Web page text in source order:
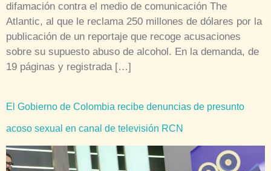
difamación contra el medio de comunicación The
Atlantic, al que le reclama 250 millones de dólares por la
publicación de un reportaje que recoge acusaciones
sobre su supuesto abuso de alcohol. En la demanda, de
19 páginas y registrada […]
El Gobierno de Colombia recibe denuncias de presunto
acoso sexual en canal de televisión RCN